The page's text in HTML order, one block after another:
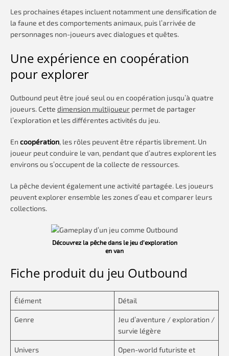
Les prochaines étapes incluent notamment une densification de
la faune et des comportements animaux, puis l’arrivée de
personnages non-joueurs avec dialogues et quêtes.
Une expérience en coopération
pour explorer
Outbound peut être joué seul ou en coopération jusqu’à quatre
joueurs. Cette dimension multijoueur permet de partager
l’exploration et les différentes activités du jeu.
En coopération, les rôles peuvent être répartis librement. Un
joueur peut conduire le van, pendant que d’autres explorent les
environs ou s’occupent de la collecte de ressources.
La pêche devient également une activité partagée. Les joueurs
peuvent explorer ensemble les zones d’eau et comparer leurs
collections.
Découvrez la pêche dans le jeu d’exploration
en van
Fiche produit du jeu Outbound
Élément Détail
Genre
Jeu d’aventure / exploration /
survie légère
Univers Open-world futuriste et